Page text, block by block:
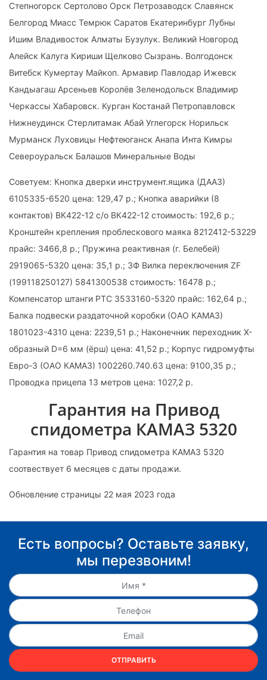
Степногорск Сертолово Орск Петрозаводск Славянск
Белгород Миасс Темрюк Саратов Екатеринбург Лубны
Ишим Владивосток Алматы Бузулук. Великий Новгород
Алейск Калуга Кириши Щелково Сызрань. Волгодонск
Витебск Кумертау Майкоп. Армавир Павлодар Ижевск
Кандыагаш Арсеньев Королёв Зеленодольск Владимир
Черкассы Хабаровск. Курган Костанай Петропавловск
Нижнеудинск Стерлитамак Абай Углегорск Норильск
Мурманск Луховицы Нефтеюганск Анапа Инта Кимры
Североуральск Балашов Минеральные Воды
Советуем: Кнопка дверки инструмент.ящика (ДААЗ)
6105335-6520 цена: 129,47 р.; Кнопка аварийки (8
контактов) ВК422-12 с/о ВК422-12 стоимость: 192,6 р.;
Кронштейн крепления проблескового маяка 8212412-53229
прайс: 3466,8 р.; Пружина реактивная (г. Белебей)
2919065-5320 цена: 35,1 р.; ЗФ Вилка переключения ZF
(199118250127) 5841300538 стоимость: 16478 р.;
Компенсатор штанги РТС 3533160-5320 прайс: 162,64 р.;
Балка подвески раздаточной коробки (ОАО КАМАЗ)
1801023-4310 цена: 2239,51 р.; Наконечник переходник Х-
образный D=6 мм (ёрш) цена: 41,52 р.; Корпус гидромуфты
Евро-3 (ОАО КАМАЗ) 1002260.740.63 цена: 9100,35 р.;
Проводка прицепа 13 метров цена: 1027,2 р.
Гарантия на Привод
спидометра КАМАЗ 5320
Гарантия на товар Привод спидометра КАМАЗ 5320
соотвествует 6 месяцев с даты продажи.
Обновление страницы 22 мая 2023 года
Есть вопросы? Оставьте заявку,
мы перезвоним!
ОТПРАВИТЬ